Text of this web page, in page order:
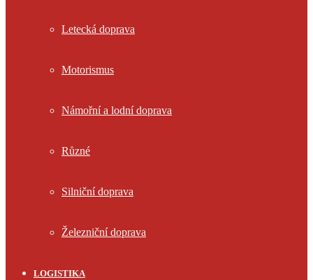
Letecká doprava
Motorismus
Námořní a lodní doprava
Různé
Silniční doprava
Železniční doprava
LOGISTIKA